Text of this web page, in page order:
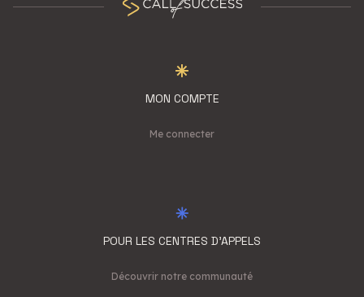
MON COMPTE
Me connecter
POUR LES CENTRES D'APPELS
Découvrir notre communauté